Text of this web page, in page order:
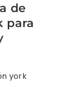
de
para
york